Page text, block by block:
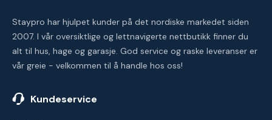
Staypro har hjulpet kunder på det nordiske markedet siden
2007. I vår oversiktlige og lettnavigerte nettbutikk finner du
alt til hus, hage og garasje. God service og raske leveranser er
vår greie - velkommen til å handle hos oss!
Kundeservice